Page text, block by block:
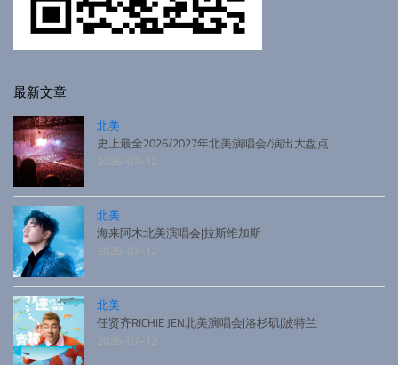
最新文章
北美
史上最全2026/2027年北美演唱会/演出大盘点
2026-07-12
北美
海来阿木北美演唱会|拉斯维加斯
2026-07-12
北美
任贤齐RICHIE JEN北美演唱会|洛杉矶|波特兰
2026-07-12